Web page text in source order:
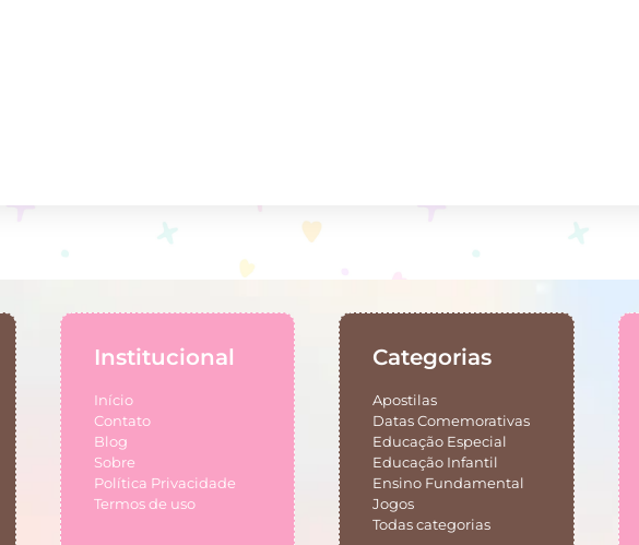
Institucional
Início
Contato
Blog
Sobre
Política Privacidade
Termos de uso
Categorias
Apostilas
Datas Comemorativas
Educação Especial
Educação Infantil
Ensino Fundamental
Jogos
Todas categorias